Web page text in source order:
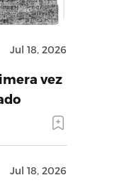
Jul 18, 2026
vez
Jul 18, 2026